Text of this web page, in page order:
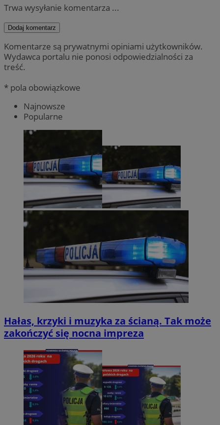
Trwa wysyłanie komentarza ...
Dodaj komentarz
Komentarze są prywatnymi opiniami użytkowników.
Wydawca portalu nie ponosi odpowiedzialności za
treść.
* pola obowiązkowe
Najnowsze
Popularne
Hałas, krzyki i muzyka za ścianą. Tak może
zakończyć się nocna impreza